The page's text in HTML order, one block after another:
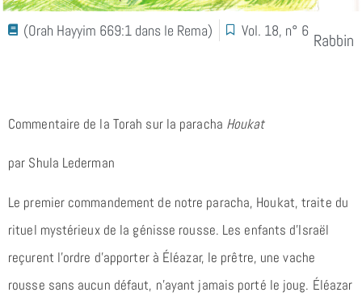
(Orah Hayyim 669:1 dans le Rema) Vol. 18, n° 6 Rabbin
Commentaire de la Torah sur la paracha Houkat
par Shula Lederman
Le premier commandement de notre paracha, Houkat, traite du
rituel mystérieux de la génisse rousse. Les enfants d’Israël
reçurent l’ordre d’apporter à Éléazar, le prêtre, une vache
rousse sans aucun défaut, n’ayant jamais porté le joug. Éléazar